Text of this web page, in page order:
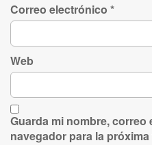
Correo electrónico *
Web
Guarda mi nombre,
navegador para la